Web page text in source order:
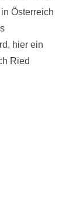
Österreich
hier ein
Ried